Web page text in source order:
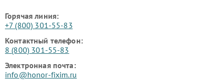
Горячая линия:
+7 (800) 301-55-83
Контактный телефон:
8 (800) 301-55-83
Электронная почта:
info@honor-fixim.ru